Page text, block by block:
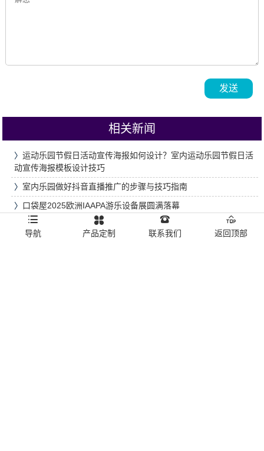
发送
相关新闻
〉 运动乐园节假日活动宣传海报如何设计？室内运动乐园节假日活
动宣传海报模板设计技巧
〉 室内乐园做好抖音直播推广的步骤与技巧指南
〉 口袋屋2025欧洲IAAPA游乐设备展圆满落幕
口袋屋运动工场乐堤港店——国庆节 | 73周年华诞！要来
Pokiddo运动乐园蹦着庆祝！
导航 产品定制 联系我们 返回顶部